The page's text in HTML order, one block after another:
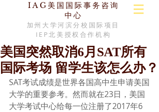
IAG美国国际事务咨询
中心
加州大学河滨分校国际项目
IEP北美授权合作机构
美国突然取消6月SAT所有
国际考场 留学生该怎么办？
SAT考试成绩是世界各国高中生申请美国
大学的重要参考。然而就在23日，美国
大学考试中心给每一位注册了2017年6